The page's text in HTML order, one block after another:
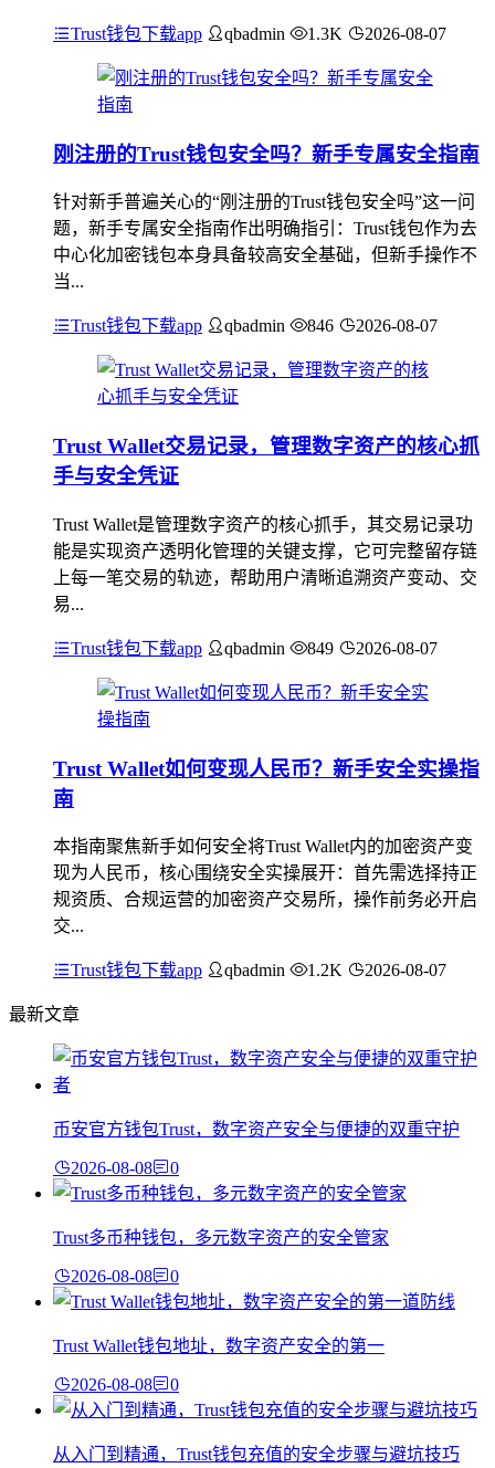
Trust钱包下载app qbadmin 1.3K 2026-08-07
刚注册的Trust钱包安全吗？新手专属安全指南
针对新手普遍关心的“刚注册的Trust钱包安全吗”这一问
题，新手专属安全指南作出明确指引：Trust钱包作为去
中心化加密钱包本身具备较高安全基础，但新手操作不
当...
Trust钱包下载app qbadmin 846 2026-08-07
Trust Wallet交易记录，管理数字资产的核心抓
手与安全凭证
Trust Wallet是管理数字资产的核心抓手，其交易记录功
能是实现资产透明化管理的关键支撑，它可完整留存链
上每一笔交易的轨迹，帮助用户清晰追溯资产变动、交
易...
Trust钱包下载app qbadmin 849 2026-08-07
Trust Wallet如何变现人民币？新手安全实操指
南
本指南聚焦新手如何安全将Trust Wallet内的加密资产变
现为人民币，核心围绕安全实操展开：首先需选择持正
规资质、合规运营的加密资产交易所，操作前务必开启
交...
Trust钱包下载app qbadmin 1.2K 2026-08-07
最新文章
币安官方钱包Trust，数字资产安全与便捷的双重守护
2026-08-08 0
Trust多币种钱包，多元数字资产的安全管家
2026-08-08 0
Trust Wallet钱包地址，数字资产安全的第一
2026-08-08 0
从入门到精通，Trust钱包充值的安全步骤与避坑技巧